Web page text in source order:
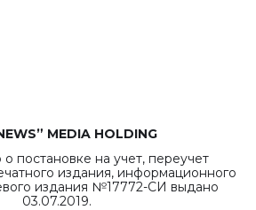
MEDIA HOLDING
о постановке на учет, переучет
издания, информационного
издания №17772-СИ выдано
03.07.2019.